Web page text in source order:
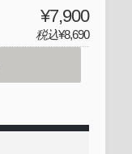
¥7,900
税込¥8,690